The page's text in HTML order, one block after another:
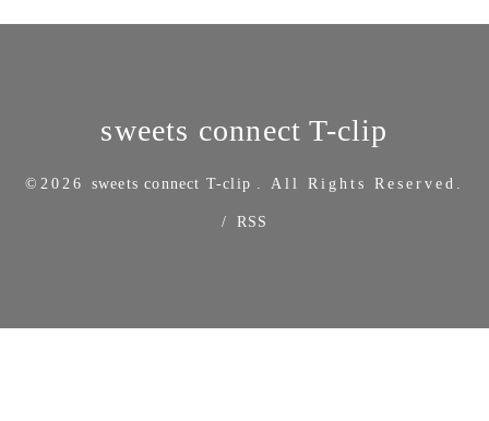
sweets connect T-clip
©2026 sweets connect T-clip . All Rights Reserved.
/ RSS